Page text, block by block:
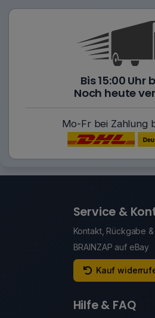
Bis 15:00 Uhr
Noch heute
Mo-Fr bei Zahlung
Service &
Kontakt, Rückgabe
BRAINZAP auf eBay
Kauf
Hilfe & FAQ